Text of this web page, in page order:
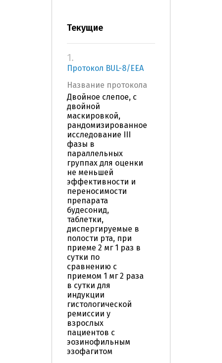
Текущие
1.
Протокол BUL-8/EEA
Название протокола
Двойное слепое, с
двойной
маскировкой,
рандомизированное
исследование III
фазы в
параллельных
группах для оценки
не меньшей
эффективности и
переносимости
препарата
будесонид,
таблетки,
диспергируемые в
полости рта, при
приеме 2 мг 1 раз в
сутки по
сравнению с
приемом 1 мг 2 раза
в сутки для
индукции
гистологической
ремиссии у
взрослых
пациентов с
эозинофильным
эзофагитом